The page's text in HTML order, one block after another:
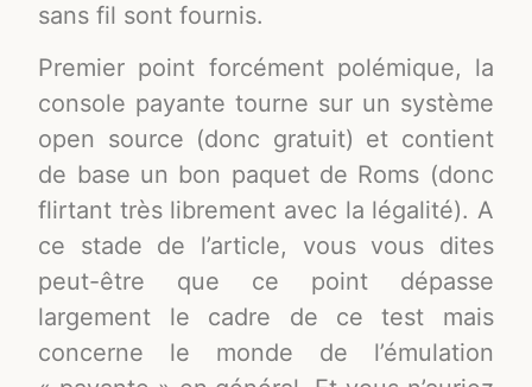
sans fil sont fournis.
Premier point forcément polémique, la
console payante tourne sur un système
open source (donc gratuit) et contient
de base un bon paquet de Roms (donc
flirtant très librement avec la légalité). A
ce stade de l’article, vous vous dites
peut-être que ce point dépasse
largement le cadre de ce test mais
concerne le monde de l’émulation